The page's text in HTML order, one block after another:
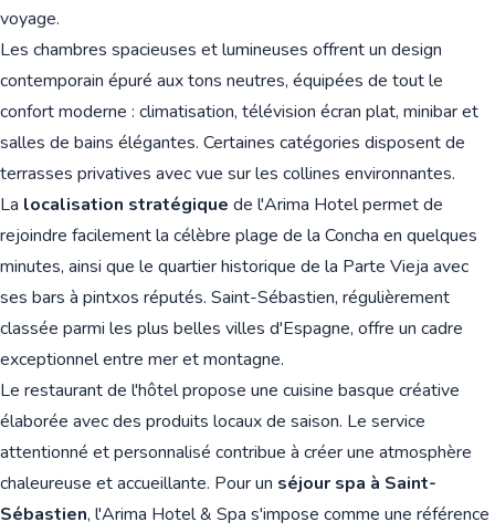
voyage.
Les chambres spacieuses et lumineuses offrent un design
contemporain épuré aux tons neutres, équipées de tout le
confort moderne : climatisation, télévision écran plat, minibar et
salles de bains élégantes. Certaines catégories disposent de
terrasses privatives avec vue sur les collines environnantes.
La localisation stratégique de l'Arima Hotel permet de
rejoindre facilement la célèbre plage de la Concha en quelques
minutes, ainsi que le quartier historique de la Parte Vieja avec
ses bars à pintxos réputés. Saint-Sébastien, régulièrement
classée parmi les plus belles villes d'Espagne, offre un cadre
exceptionnel entre mer et montagne.
Le restaurant de l'hôtel propose une cuisine basque créative
élaborée avec des produits locaux de saison. Le service
attentionné et personnalisé contribue à créer une atmosphère
chaleureuse et accueillante. Pour un séjour spa à Saint-
Sébastien, l'Arima Hotel & Spa s'impose comme une référence